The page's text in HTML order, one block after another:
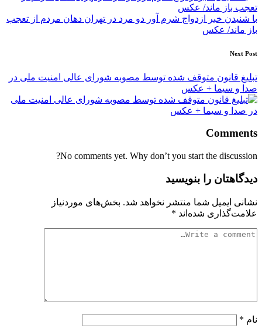
با شنیدن خبر ازدواج شرم آور دو مرد در تهران دهان مردم از تعجب
باز ماند/ عکس
Next Post
تبلیغ قانون متوقف شده توسط مصوبه شورای عالی امنیت ملی در
صدا و سیما + عکس
Comments
No comments yet. Why don’t you start the discussion?
دیدگاهتان را بنویسید
نشانی ایمیل شما منتشر نخواهد شد. بخش‌های موردنیاز
علامت‌گذاری شده‌اند *
نام *